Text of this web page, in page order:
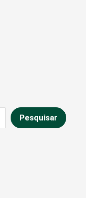
Pesquisar